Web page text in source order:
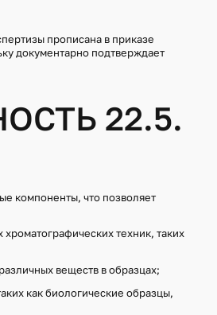
ЭЛЕКТРОННОЙ
ОБЪЕКТОВ
ОБЪЕКТОВ
ЭКОЛОГИЧЕСКОГО
И ИСКУССТВЕННЫХ
прописана в приказе
документарно подтверждает
22.5.
компоненты, что позволяет
техник, таких
веществ в образцах;
как биологические образцы,